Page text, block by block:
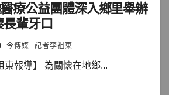
療公益團體深入鄉里舉辦
輩牙口
今傳媒- 記者李祖東
東報導】 為關懷在地鄉...